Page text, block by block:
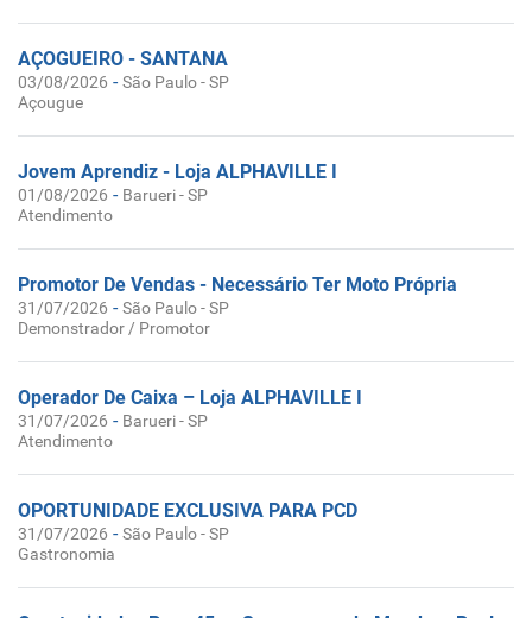
AÇOGUEIRO - SANTANA
03/08/2026 -São Paulo - SP
Açougue
Jovem Aprendiz - Loja ALPHAVILLE I
01/08/2026 - Barueri - SP
Atendimento
Promotor De Vendas - Necessário Ter Moto Própria
31/07/2026 -São Paulo - SP
Demonstrador / Promotor
Operador De Caixa – Loja ALPHAVILLE I
31/07/2026 - Barueri - SP
Atendimento
OPORTUNIDADE EXCLUSIVA PARA PCD
31/07/2026 -São Paulo - SP
Gastronomia